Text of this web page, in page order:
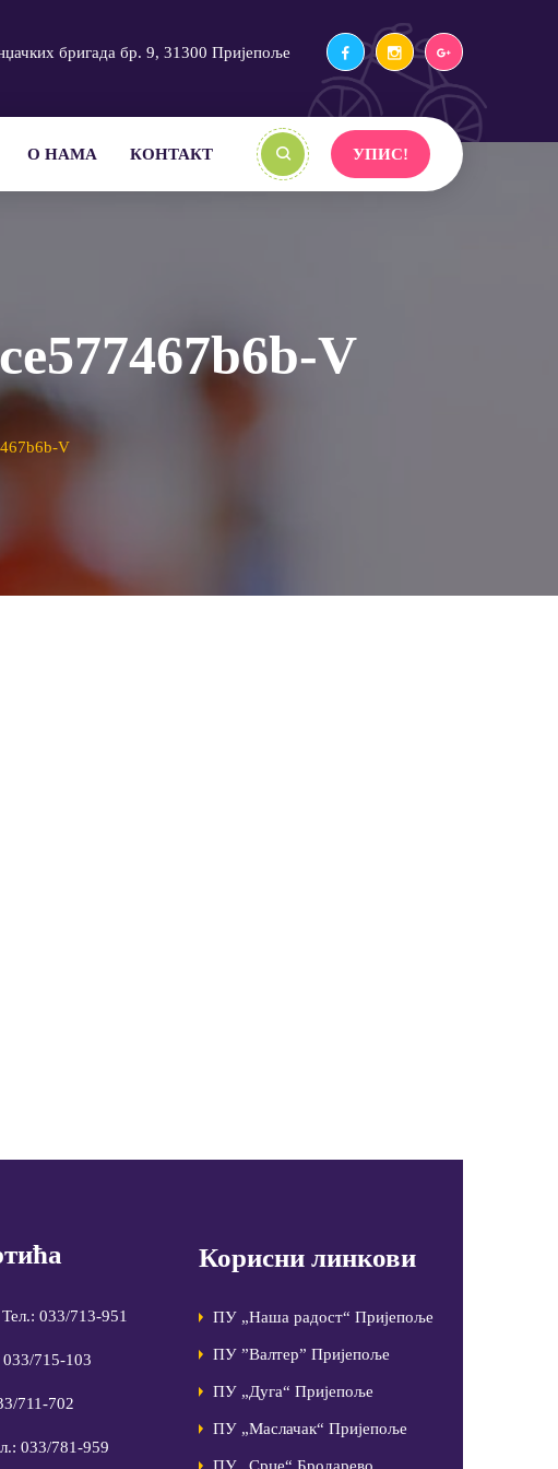
бригада бр. 9, 31300 Пријепоље
О НАМА КОНТАКТ УПИС!
V
V
033/713-951
715-103
711-702
033/781-959
Корисни линкови
ПУ „Наша радост“ Пријепоље
ПУ ”Валтер” Пријепоље
ПУ „Дуга“ Пријепоље
ПУ „Маслачак“ Пријепоље